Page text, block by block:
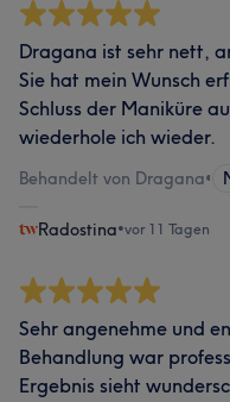
Dragana ist sehr nett,
Sie hat mein Wunsch
Schluss der Maniküre
wiederhole ich wieder.
Behandelt von Dragana•
Radostina•vor 11 Tagen
Sehr angenehme und
Behandlung war
Ergebnis sieht